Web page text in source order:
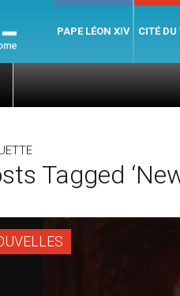
PAPE LÉON XIV CITÉ
Tagged